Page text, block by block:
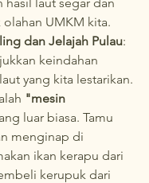
UMKM kita.
dan Jelajah Pulau:
keindahan
yang kita lestarikan.
"mesin
luar biasa. Tamu
menginap di
ikan kerapu dari
kerupuk dari